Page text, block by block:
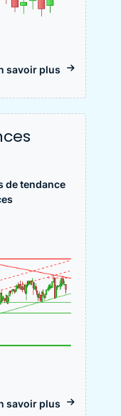
savoir plus
de tendance
savoir plus